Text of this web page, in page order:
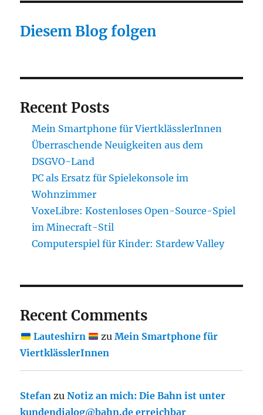
Diesem Blog folgen
Recent Posts
Mein Smartphone für ViertklässlerInnen
Überraschende Neuigkeiten aus dem
DSGVO-Land
PC als Ersatz für Spielekonsole im
Wohnzimmer
VoxeLibre: Kostenloses Open-Source-Spiel
im Minecraft-Stil
Computerspiel für Kinder: Stardew Valley
Recent Comments
Lauteshirn zu Mein Smartphone für
ViertklässlerInnen
Stefan zuNotiz an mich: Die Bahn ist unter
kundendialog@bahn.de erreichbar